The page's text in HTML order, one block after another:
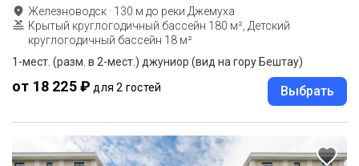
Железноводск · 130 м до реки Джемуха
Крытый круглогодичный бассейн 180 м², Детский
круглогодичный бассейн 18 м²
1-мест. (разм. в 2-мест.) джуниор (вид на гору Бештау)
от 18 225 ₽ для 2 гостей Выбрать